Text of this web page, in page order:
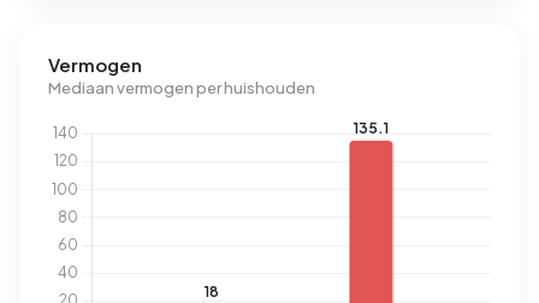
Vermogen
Mediaan vermogen per huishouden